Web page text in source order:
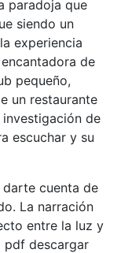
paradoja que
siendo un
experiencia
de
pequeño,
un restaurante
investigación de
escuchar y su
cuenta de
La narración
entre la luz y
pdf descargar